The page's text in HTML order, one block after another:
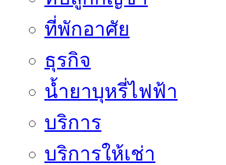
ที่พักอาศัย
ธุรกิจ
น้ำยาบุหรี่ไฟฟ้า
บริการ
บริการให้เช่า